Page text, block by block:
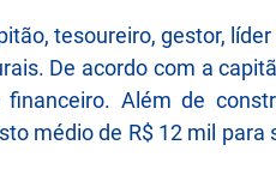
tesoureiro, gestor, líder
De acordo com a
Além de
médio de R$ 12 mil para